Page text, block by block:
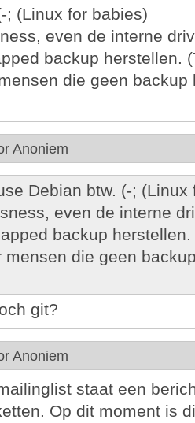
; (Linux for babies)
even de interne
backup herstellen.
die geen backup
Anoniem
Debian btw. (-; (Linux
even de interne
backup
die geen
git?
Anoniem
staat een
Op dit moment is